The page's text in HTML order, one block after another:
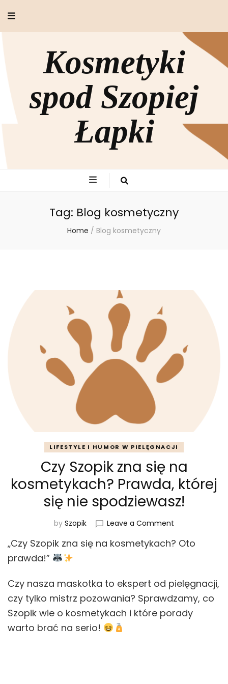
Kosmetyki
spod Szopiej
Łapki
Tag: Blog kosmetyczny
Home / Blog kosmetyczny
LIFESTYLE I HUMOR W PIELĘGNACJI
Czy Szopik zna się na
kosmetykach? Prawda, której
się nie spodziewasz!
by Szopik Leave a Comment
Szopik
kosmetykach?
Prawda,
której
się
„Czy Szopik zna się na kosmetykach? Oto
prawda!”
Czy nasza maskotka to ekspert od pielęgnacji,
czy tylko mistrz pozowania? Sprawdzamy, co
Szopik wie o kosmetykach i które porady
warto brać na serio!